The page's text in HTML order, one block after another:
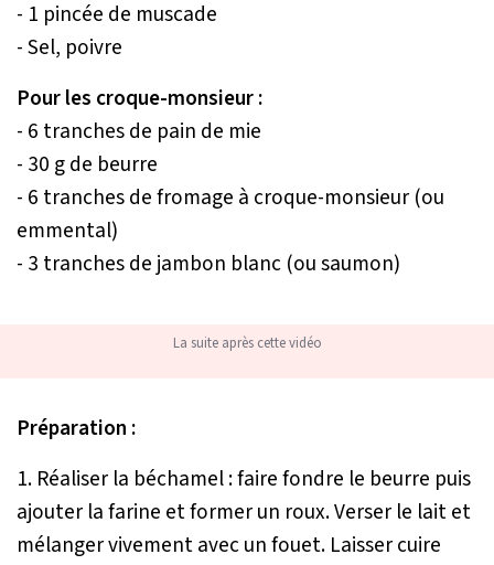
- 1 pincée de muscade
- Sel, poivre
Pour les croque-monsieur :
- 6 tranches de pain de mie
- 30 g de beurre
- 6 tranches de fromage à croque-monsieur (ou
emmental)
- 3 tranches de jambon blanc (ou saumon)
La suite après cette vidéo
Préparation :
1. Réaliser la béchamel : faire fondre le beurre puis
ajouter la farine et former un roux. Verser le lait et
mélanger vivement avec un fouet. Laisser cuire